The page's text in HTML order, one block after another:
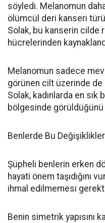
söyledi. Melanomun
ölümcül deri kanseri
Solak, bu kanserin cilde
hücrelerinden
Melanomun sadece
görünen cilt üzerinde
Solak, kadınlarda en
bölgesinde
Benlerde Bu
Şüpheli benlerin erken
hayati önem taşıdığını
ihmal edilmemesi
Benin simetrik yapısını